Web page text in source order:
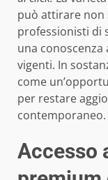
può attirare non
professionisti di
una
vigenti. In
come
per restare
contemporaneo.
Accesso